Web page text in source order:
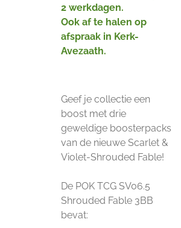
2 werkdagen.
Ook af te halen op
afspraak in Kerk-
Avezaath.
Geef je collectie een
boost met drie
geweldige boosterpacks
van de nieuwe Scarlet &
Violet-Shrouded Fable!
De POK TCG SV06.5
Shrouded Fable 3BB
bevat: